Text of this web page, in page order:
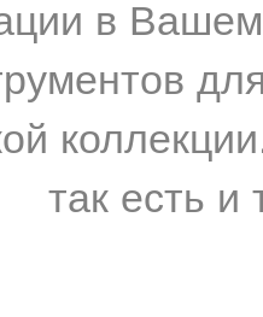
в
так есть и